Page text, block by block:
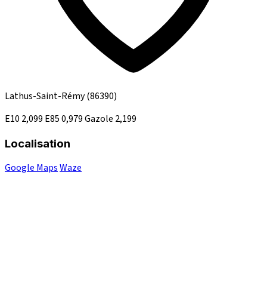
Lathus-Saint-Rémy(86390)
E10 2,099 E850,979Gazole 2,199
Localisation
Google MapsWaze